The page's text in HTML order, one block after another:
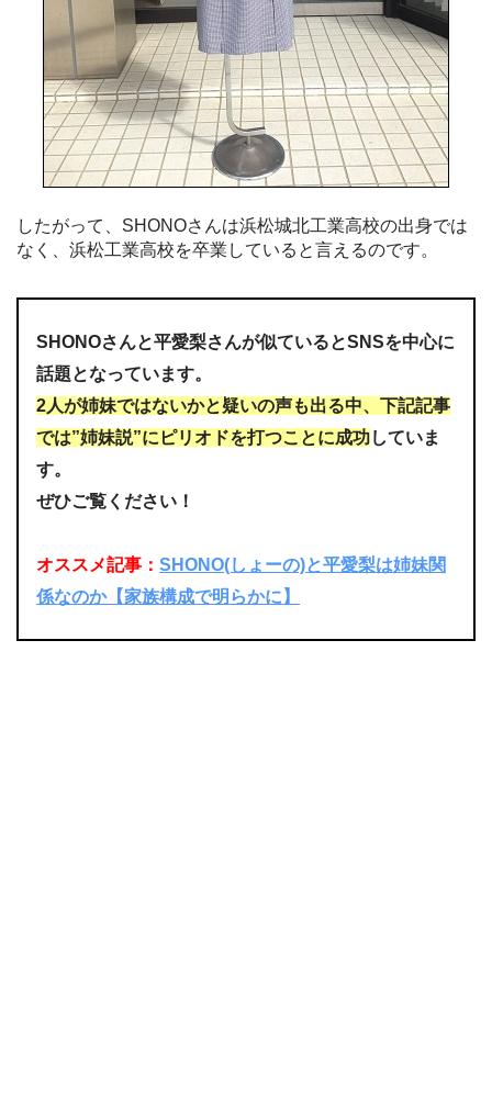
したがって、SHONOさんは浜松城北工業高校の出身では
なく、浜松工業高校を卒業していると言えるのです。
SHONOさんと平愛梨さんが似ているとSNSを中心に
話題となっています。
2人が姉妹ではないかと疑いの声も出る中、下記記事
では”姉妹説”にピリオドを打つことに成功していま
す。
ぜひご覧ください！
オススメ記事： SHONO(しょーの)と平愛梨は姉妹関
係なのか【家族構成で明らかに】